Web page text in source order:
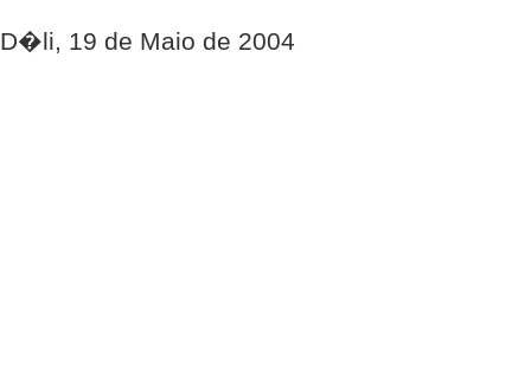
D�li, 19 de Maio de 2004